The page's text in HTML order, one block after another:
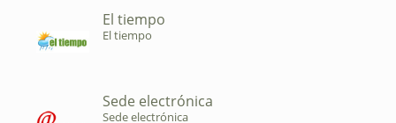
El tiempo
El tiempo
Sede electrónica
Sede electrónica